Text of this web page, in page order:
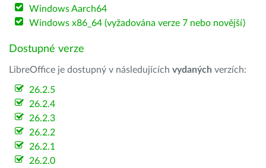
Windows Aarch64
Windows x86_64 (vyžadována verze 7 nebo novější)
Dostupné verze
LibreOffice je dostupný v následujících vydaných verzích:
26.2.5
26.2.4
26.2.3
26.2.2
26.2.1
26.2.0